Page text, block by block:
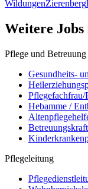
WildungenZierenberg
Weitere Jobs
Pflege und Betreuung
Gesundheits-
Hebamme /
Pflegeleitung